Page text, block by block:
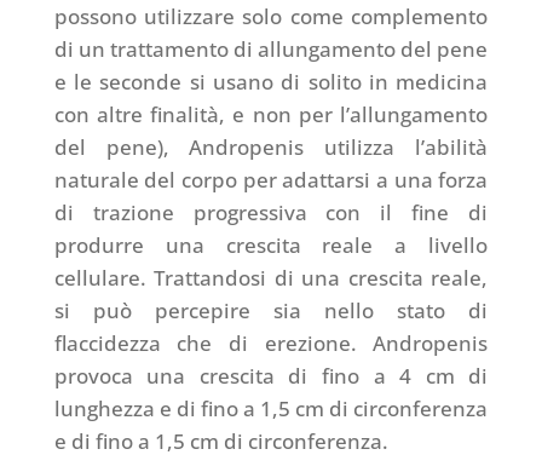
possono utilizzare solo come complemento
di un trattamento di allungamento del pene
e le seconde si usano di solito in medicina
con altre finalità, e non per l’allungamento
del pene), Andropenis utilizza l’abilità
naturale del corpo per adattarsi a una forza
di trazione progressiva con il fine di
produrre una crescita reale a livello
cellulare. Trattandosi di una crescita reale,
si può percepire sia nello stato di
flaccidezza che di erezione. Andropenis
provoca una crescita di fino a 4 cm di
lunghezza e di fino a 1,5 cm di circonferenza
e di fino a 1,5 cm di circonferenza.